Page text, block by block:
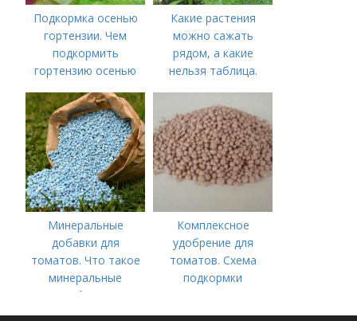
Подкормка осенью
гортензии. Чем
подкормить
гортензию осенью
Какие растения
можно сажать
рядом, а какие
нельзя таблица.
Минеральные
добавки для
томатов. Что такое
минеральные
удобрения
Комплексное
удобрение для
томатов. Схема
подкормки
рассады до сбора